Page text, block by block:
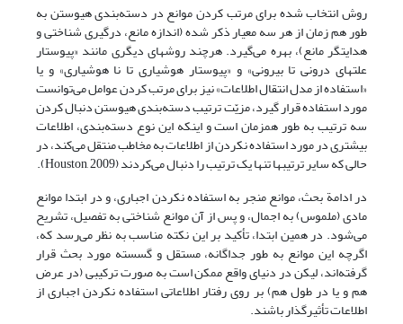
روش انتخاب شده برای مرتب کردن موانع در دسته‌بندی هیوستن به
طور هم زمان از هر سه معیار ذکر شده (اندازه مانع، درگیری شناختی و
هدایتگر مانع)، بهره می‌گیرد. هرچند روشهای دیگری مانند «پیوستار
علتهای درونی تا بیرونی» و «پیوستار هوشیاری تا نا هوشیاری» و یا
«استفاده از مدل انتقال اطلاعات» نیز برای مرتب کردن عوامل می‌توانست
مورد استفاده قرار گیرد، مزیّت ترتیب دسته‌بندی هیوستن دنبال کردن
سه ترتیب به طور همزمان است و اینکه این نوع دسته‌بندی، اطلاعات
بیشتری در مورد استفاده نکردن از اطلاعات به مخاطب منتقل می‌کند، در
حالی که سایر ترتیبها تنها یک ترتیب را دنبال می‌کردند (Houston, 2009).
در ادامة بحث، موانع منجر به استفاده نکردن اجباری، و در ابتدا موانع
مادی (ملموس) به اجمال، و پس از آن موانع شناختی به تفصیل، تشریح
می‌شود. در همین ابتدا، تأکید بر این نکته مناسب به نظر می‌رسد که،
اگرچه این موانع به طور جداگانه، مستقل و گسسته مورد بحث قرار
گرفته‌اند، لیکن در دنیای واقع ممکن است به صورت ترکیبی (در عرض
هم و یا در طول هم) بر روی رفتار اطلاعاتی استفاده نکردن اجباری از
اطلاعات تأثیرگذار باشند.